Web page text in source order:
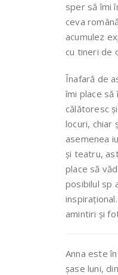
sper să îmi
ceva
acumulez
cu tineri de
Înafară de
îmi place să
călătoresc
locuri, chiar
asemenea
și teatru,
place să
posibilul sp
amintiri și
Anna este
șase luni,